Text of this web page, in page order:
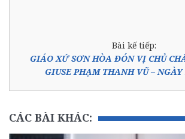
Bài kế tiếp:
GIÁO XỨ SƠN HÒA ĐÓN VỊ CHỦ
GIUSE PHẠM THANH VŨ – NGÀY
CÁC BÀI KHÁC: